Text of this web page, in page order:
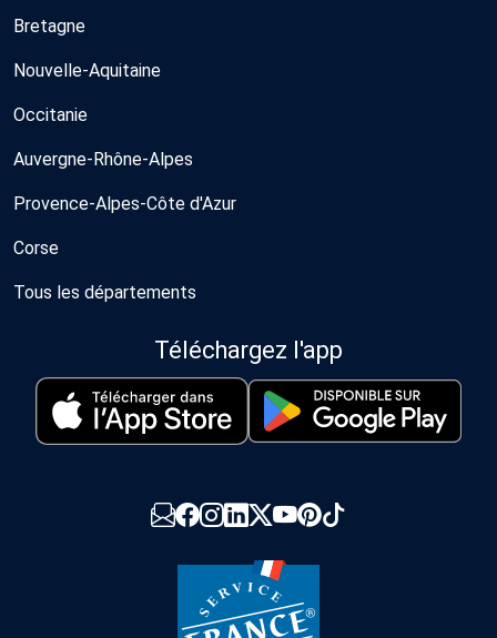
Bretagne
Nouvelle-Aquitaine
Occitanie
Auvergne-Rhône-Alpes
Provence-Alpes-Côte d'Azur
Corse
Tous les départements
Téléchargez l'app